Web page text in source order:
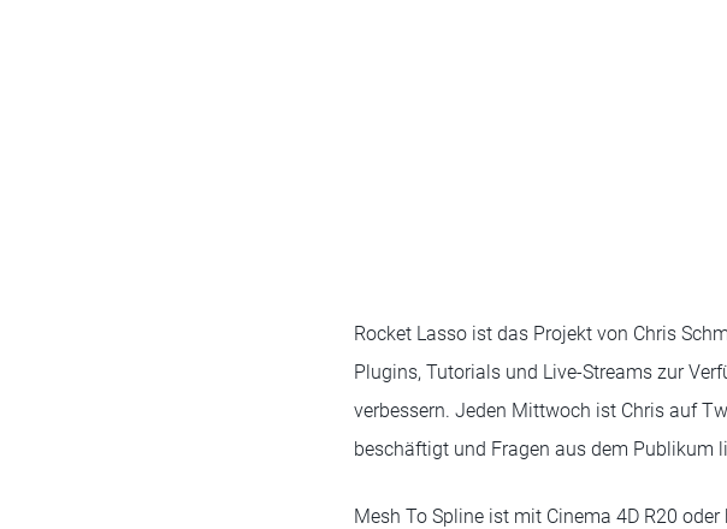
Rocket Lasso ist das Projekt von Chris
Plugins, Tutorials und Live-Streams zur
verbessern. Jeden Mittwoch ist Chris auf
beschäftigt und Fragen aus dem Publikum
Mesh To Spline ist mit Cinema 4D R20